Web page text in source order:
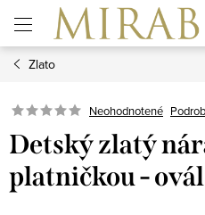
obsah
Zlato
Neohodnotené
Detský zlatý
platničkou - ovál